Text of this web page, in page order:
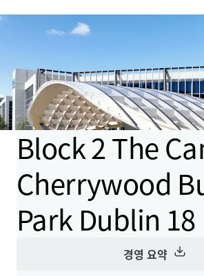
Block 2 The
Cherrywood
Park Dublin 18
경영 요약